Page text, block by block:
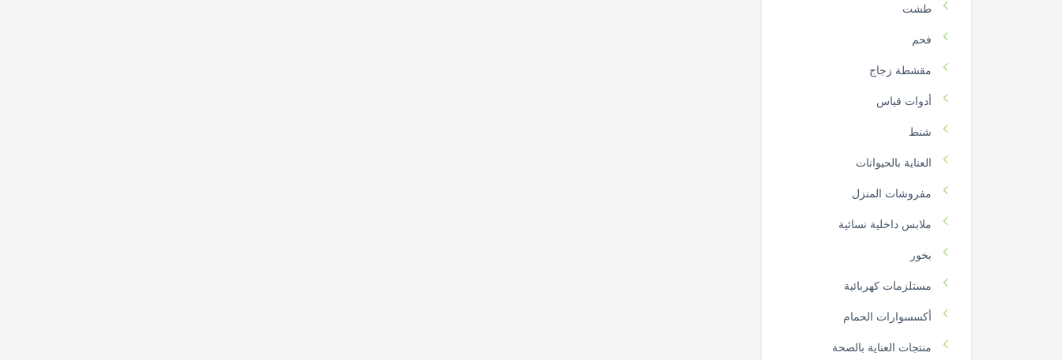
طشت
فحم
مقشطة زجاج
أدوات قياس
شنط
العناية بالحيوانات
مفروشات المنزل
ملابس داخلية نسائية
بخور
مستلزمات كهربائية
أكسسوارات الحمام
منتجات العناية بالصحة